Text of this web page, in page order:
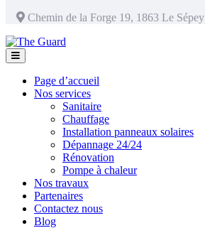
Chemin de la Forge 19, 1863 Le Sépey
Page d’accueil
Nos services
Sanitaire
Chauffage
Installation panneaux solaires
Dépannage 24/24
Rénovation
Pompe à chaleur
Nos travaux
Partenaires
Contactez nous
Blog